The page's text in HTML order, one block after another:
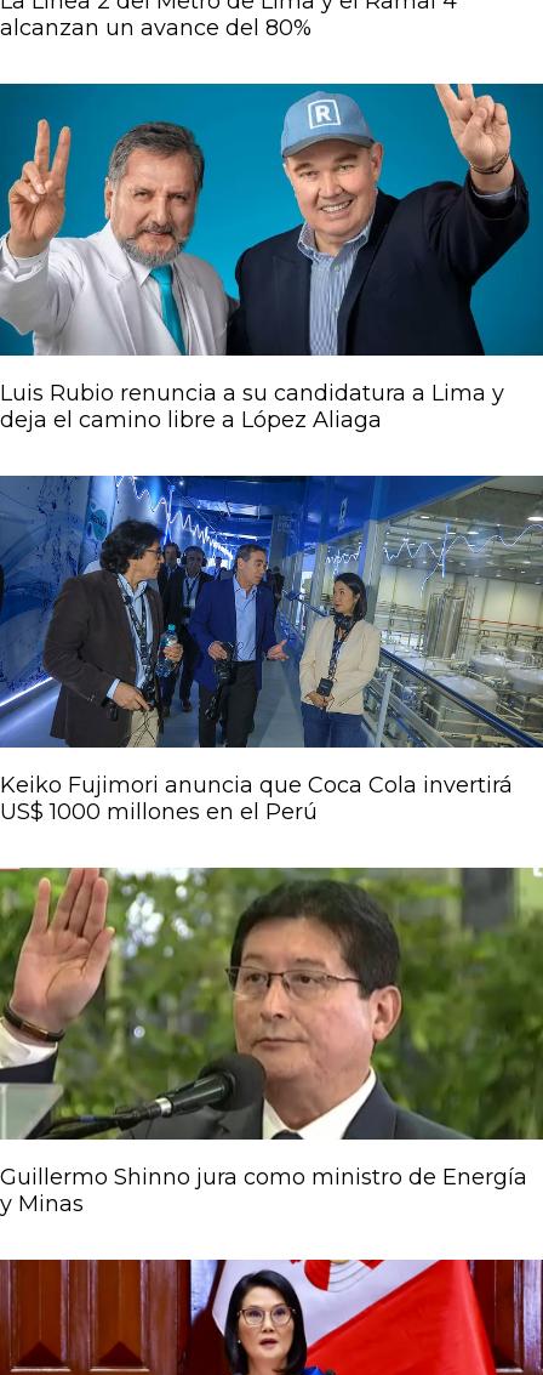
alcanzan un avance del 80%
Luis Rubio renuncia a su candidatura a Lima y
deja el camino libre a López Aliaga
Keiko Fujimori anuncia que Coca Cola invertirá
US$ 1000 millones en el Perú
Guillermo Shinno jura como ministro de Energía
y Minas